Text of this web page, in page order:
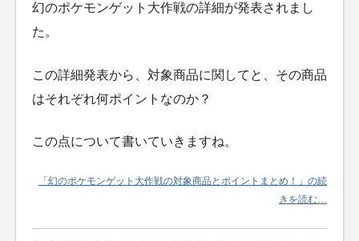
幻のポケモンゲット大作戦の詳細が発表されまし
た。
この詳細発表から、対象商品に関してと、その商品
はそれぞれ何ポイントなのか？
この点について書いていきますね。
「幻のポケモンゲット大作戦の対象商品とポイントまとめ！」の続
きを読む…